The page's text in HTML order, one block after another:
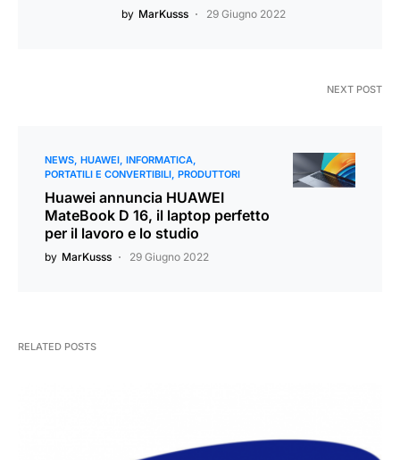
by MarKusss 29 Giugno 2022
NEXT POST
NEWS HUAWEI INFORMATICA
PORTATILI E CONVERTIBILI PRODUTTORI
Huawei annuncia HUAWEI
MateBook D 16, il laptop perfetto
per il lavoro e lo studio
by MarKusss 29 Giugno 2022
RELATED POSTS